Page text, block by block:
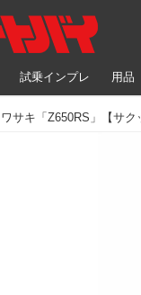
試乗インプレ 用品